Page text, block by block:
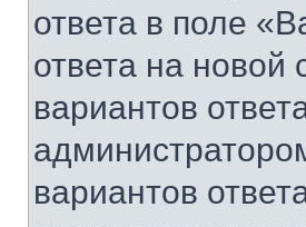
ответа в поле
ответа на новой
вариантов
вариантов